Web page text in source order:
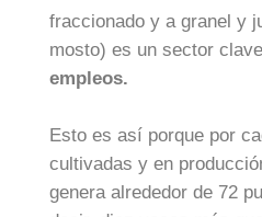
fraccionado y a granel y
mosto) es un sector
empleos.
Esto es así porque por
cultivadas y en
genera alrededor de 72